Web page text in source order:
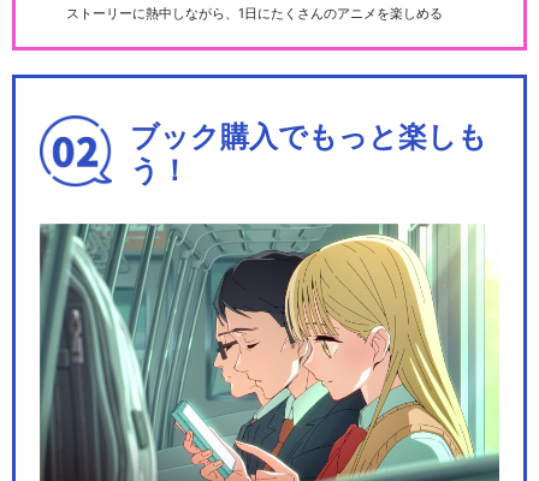
ストーリーに熱中しながら、1日にたくさんのアニメを楽しめる
ブック購入でもっと楽しも
う！